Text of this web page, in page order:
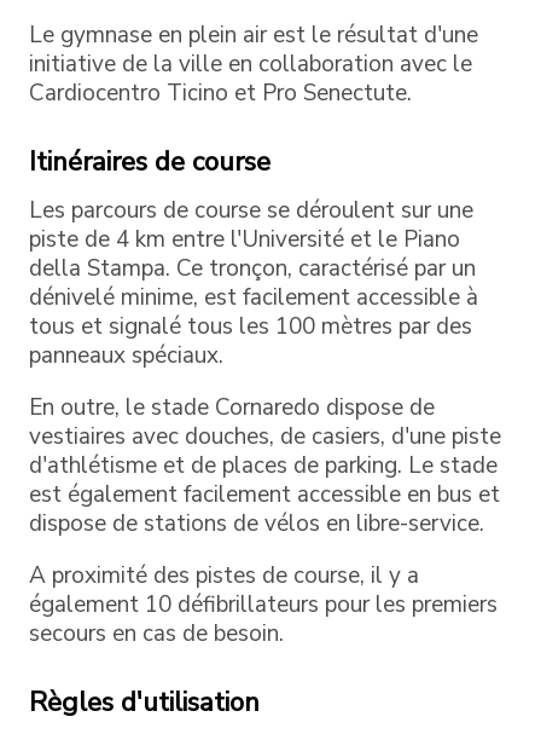
Le gymnase en plein air est le résultat d'une
initiative de la ville en collaboration avec le
Cardiocentro Ticino et Pro Senectute.
Itinéraires de course
Les parcours de course se déroulent sur une
piste de 4 km entre l'Université et le Piano
della Stampa. Ce tronçon, caractérisé par un
dénivelé minime, est facilement accessible à
tous et signalé tous les 100 mètres par des
panneaux spéciaux.
En outre, le stade Cornaredo dispose de
vestiaires avec douches, de casiers, d'une piste
d'athlétisme et de places de parking. Le stade
est également facilement accessible en bus et
dispose de stations de vélos en libre-service.
A proximité des pistes de course, il y a
également 10 défibrillateurs pour les premiers
secours en cas de besoin.
Règles d'utilisation